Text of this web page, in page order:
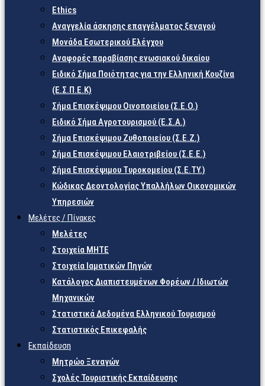
Ethics
Αναγγελία άσκησης επαγγέλματος ξεναγού
Μονάδα Εσωτερικού Ελέγχου
Αναφορές παραβίασης ενωσιακού δικαίου
Ειδικό Σήμα Ποιότητας για την Ελληνική Κουζίνα
(Ε.Σ.Π.Ε.Κ)
Σήμα Επισκέψιμου Οινοποιείου (Σ.Ε.Ο.)
Ειδικό Σήμα Αγροτουρισμού (Ε.Σ.Α.)
Σήμα Επισκέψιμου Ζυθοποιείου (Σ.Ε.Ζ.)
Σήμα Επισκέψιμου Ελαιοτριβείου (Σ.Ε.Ε.)
Σήμα Επισκέψιμου Τυροκομείου (Σ.Ε.TY.)
Κώδικας Δεοντολογίας Υπαλλήλων Οικονομικών
Υπηρεσιών
Μελέτες / Πίνακες
Μελέτες
Στοιχεία ΜΗΤΕ
Στοιχεία Ιαματικών Πηγών
Κατάλογος Διαπιστευμένων Φορέων / Ιδιωτών
Μηχανικών
Στατιστικά Δεδομένα Ελληνικού Τουρισμού
Στατιστικός Επικεφαλής
Εκπαίδευση
Μητρώο Ξεναγών
Σχολές Τουριστικής Εκπαίδευσης